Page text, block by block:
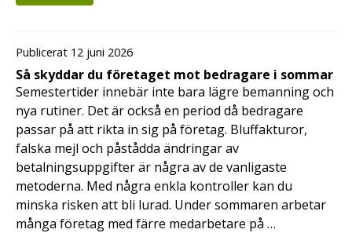
Publicerat 12 juni 2026
Så skyddar du företaget mot bedragare i sommar
Semestertider innebär inte bara lägre bemanning och
nya rutiner. Det är också en period då bedragare
passar på att rikta in sig på företag. Bluffakturor,
falska mejl och påstådda ändringar av
betalningsuppgifter är några av de vanligaste
metoderna. Med några enkla kontroller kan du
minska risken att bli lurad. Under sommaren arbetar
många företag med färre medarbetare på …